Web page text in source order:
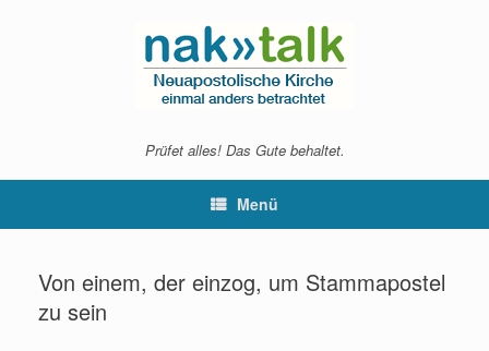
Prüfet alles! Das Gute behaltet.
Menü
Von einem, der einzog, um Stammapostel
zu sein